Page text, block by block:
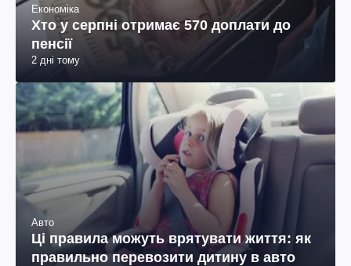
Економіка
Хто у серпні отримає 570 доплати до
пенсії
2 дні тому
Авто
Ці правила можуть врятувати життя: як
правильно перевозити дитину в авто